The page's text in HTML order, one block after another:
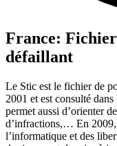
France:
défaillant
Le Stic est le fichier de
2001 et est consulté
permet aussi d’orienter
d’infractions,… En
l’informatique et des